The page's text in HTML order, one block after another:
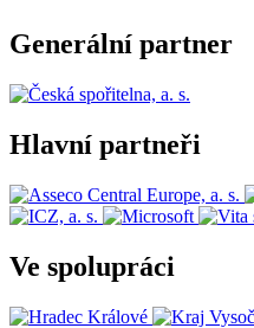
Generální partner
Hlavní partneři
Ve spolupráci